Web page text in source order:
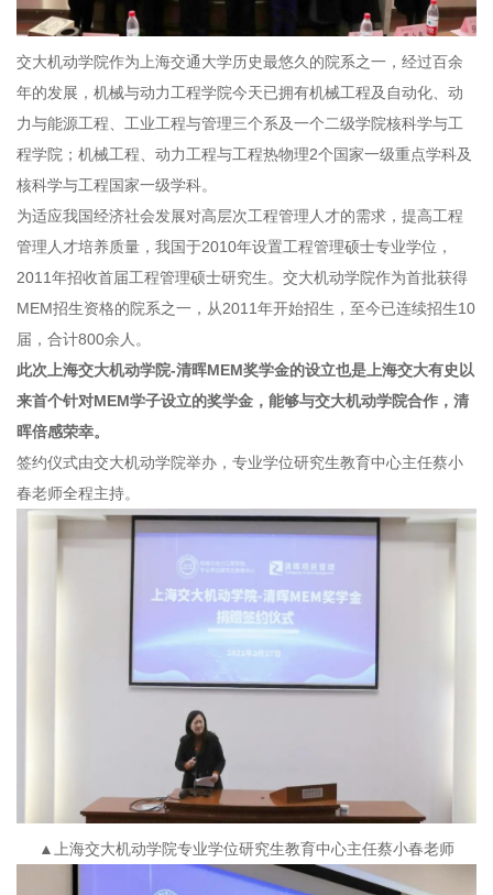
交大机动学院作为上海交通大学历史最悠久的院系之一，经过百余
年的发展，机械与动力工程学院今天已拥有机械工程及自动化、动
力与能源工程、工业工程与管理三个系及一个二级学院核科学与工
程学院；机械工程、动力工程与工程热物理2个国家一级重点学科及
核科学与工程国家一级学科。
为适应我国经济社会发展对高层次工程管理人才的需求，提高工程
管理人才培养质量，我国于2010年设置工程管理硕士专业学位，
2011年招收首届工程管理硕士研究生。交大机动学院作为首批获得
MEM招生资格的院系之一，从2011年开始招生，至今已连续招生10
届，合计800余人。
此次上海交大机动学院-清晖MEM奖学金的设立也是上海交大有史以
来首个针对MEM学子设立的奖学金，能够与交大机动学院合作，清
晖倍感荣幸。
签约仪式由交大机动学院举办，专业学位研究生教育中心主任蔡小
春老师全程主持。
▲上海交大机动学院专业学位研究生教育中心主任蔡小春老师